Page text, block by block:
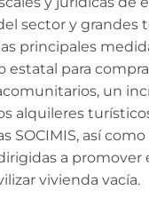
sector y grandes
principales
estatal para
un
alquileres
SOCIMIS, así
a promover
vivienda vacía.